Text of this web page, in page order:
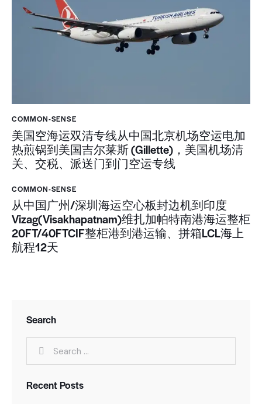
COMMON-SENSE
美国空海运双清专线从中国北京机场空运电加
热煎锅到美国吉尔莱斯 (Gillette)，美国机场清
关、交税、派送门到门空运专线
COMMON-SENSE
从中国广州/深圳海运空心板封边机到印度
Vizag(Visakhapatnam)维扎加帕特南港海运整柜
20FT/40FTCIF整柜港到港运输、拼箱LCL海上
航程12天
Search
Recent Posts